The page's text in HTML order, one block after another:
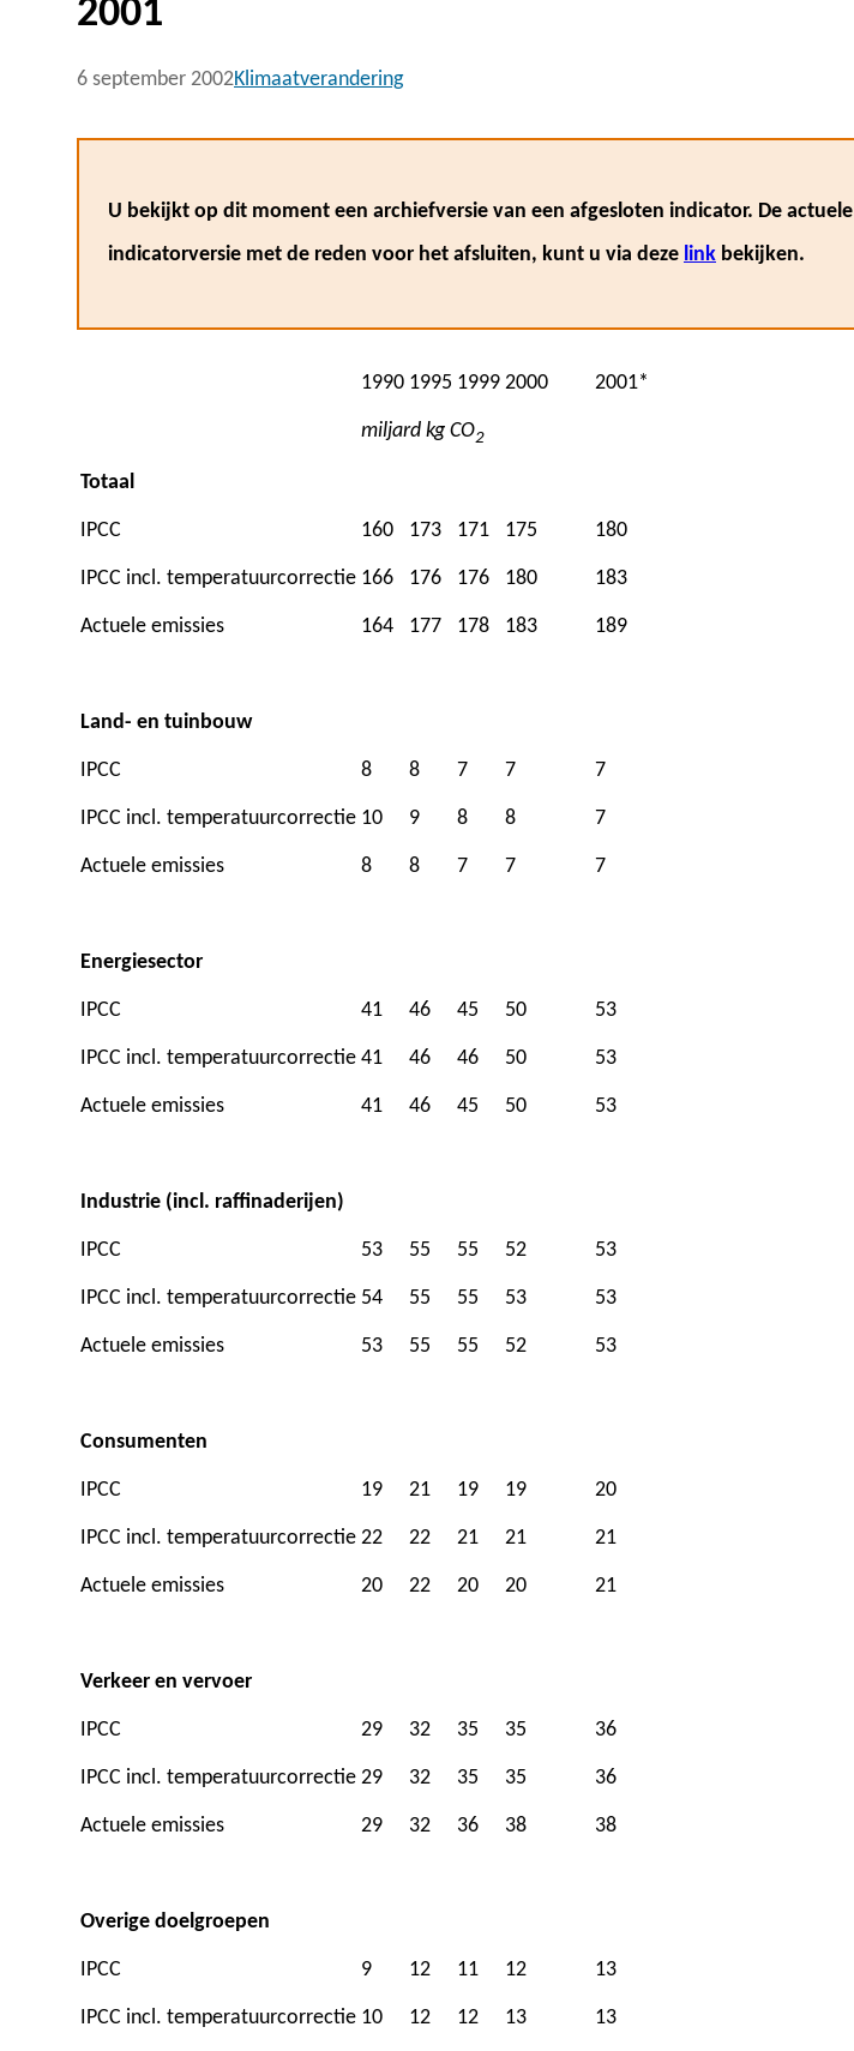
2001
6 september 2002Klimaatverandering
U bekijkt op dit moment een archiefversie van een afgesloten indicator. De actuele
indicatorversie met de reden voor het afsluiten, kunt u via deze link bekijken.
1990 1995 1999 2000 2001*
miljard kg CO2
Totaal
IPCC 160 173 171 175 180
IPCC incl. temperatuurcorrectie 166 176 176 180 183
Actuele emissies 164 177 178 183 189
Land- en tuinbouw
IPCC 8 8 7 7 7
IPCC incl. temperatuurcorrectie 10 9 8 8 7
Actuele emissies 8 8 7 7 7
Energiesector
IPCC 41 46 45 50 53
IPCC incl. temperatuurcorrectie 41 46 46 50 53
Actuele emissies 41 46 45 50 53
Industrie (incl. raffinaderijen)
IPCC 53 55 55 52 53
IPCC incl. temperatuurcorrectie 54 55 55 53 53
Actuele emissies 53 55 55 52 53
Consumenten
IPCC 19 21 19 19 20
IPCC incl. temperatuurcorrectie 22 22 21 21 21
Actuele emissies 20 22 20 20 21
Verkeer en vervoer
IPCC 29 32 35 35 36
IPCC incl. temperatuurcorrectie 29 32 35 35 36
Actuele emissies 29 32 36 38 38
Overige doelgroepen
IPCC 9 12 11 12 13
IPCC incl. temperatuurcorrectie 10 12 12 13 13